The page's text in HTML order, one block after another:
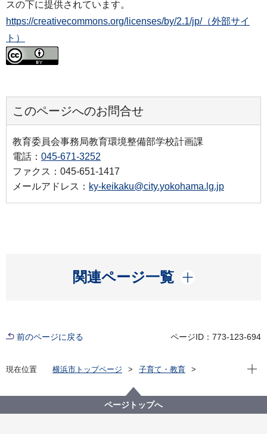
スの下に提供されています。
https://creativecommons.org/licenses/by/2.1/jp/（外部サイ
ト）
このページへのお問合せ
教育委員会事務局教育環境整備部学校計画課
電話： 045-671-3252
ファクス：045-651-1417
メールアドレス： ky-keikaku@city.yokohama.lg.jp
関連ページ一覧
開く
前のページに戻る ページID：773-123-694
現在位置 横浜市トップページ
子育て・教育
小中学校・通学区域制度
横浜市立学校分布図・GIS
現在
ページトップへ